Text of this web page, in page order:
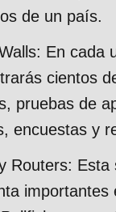
de un país.
En cada
cientos
pruebas de
encuestas y
Routers: Esta
importantes